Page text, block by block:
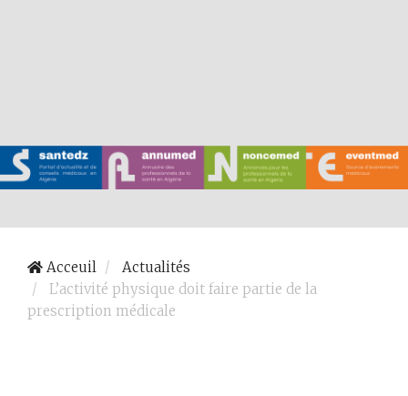
Acceuil
Actualités
L’activité physique doit faire partie de la
prescription médicale